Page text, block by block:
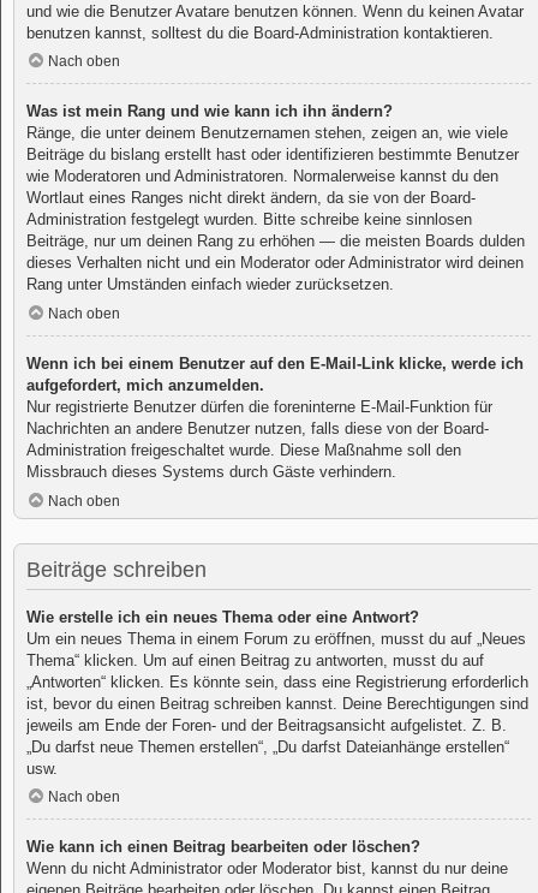
und wie die Benutzer Avatare benutzen können. Wenn du keinen Avatar
benutzen kannst, solltest du die Board-Administration kontaktieren.
Nach oben
Was ist mein Rang und wie kann ich ihn ändern?
Ränge, die unter deinem Benutzernamen stehen, zeigen an, wie viele
Beiträge du bislang erstellt hast oder identifizieren bestimmte Benutzer
wie Moderatoren und Administratoren. Normalerweise kannst du den
Wortlaut eines Ranges nicht direkt ändern, da sie von der Board-
Administration festgelegt wurden. Bitte schreibe keine sinnlosen
Beiträge, nur um deinen Rang zu erhöhen — die meisten Boards dulden
dieses Verhalten nicht und ein Moderator oder Administrator wird deinen
Rang unter Umständen einfach wieder zurücksetzen.
Nach oben
Wenn ich bei einem Benutzer auf den E-Mail-Link klicke, werde ich
aufgefordert, mich anzumelden.
Nur registrierte Benutzer dürfen die foreninterne E-Mail-Funktion für
Nachrichten an andere Benutzer nutzen, falls diese von der Board-
Administration freigeschaltet wurde. Diese Maßnahme soll den
Missbrauch dieses Systems durch Gäste verhindern.
Nach oben
Beiträge schreiben
Wie erstelle ich ein neues Thema oder eine Antwort?
Um ein neues Thema in einem Forum zu eröffnen, musst du auf „Neues
Thema“ klicken. Um auf einen Beitrag zu antworten, musst du auf
„Antworten“ klicken. Es könnte sein, dass eine Registrierung erforderlich
ist, bevor du einen Beitrag schreiben kannst. Deine Berechtigungen sind
jeweils am Ende der Foren- und der Beitragsansicht aufgelistet. Z. B.
„Du darfst neue Themen erstellen“, „Du darfst Dateianhänge erstellen“
usw.
Nach oben
Wie kann ich einen Beitrag bearbeiten oder löschen?
Wenn du nicht Administrator oder Moderator bist, kannst du nur deine